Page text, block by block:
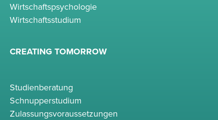
Wirtschaftspsychologie
Wirtschaftsstudium
CREATING TOMORROW
Studienberatung
Schnupperstudium
Zulassungsvoraussetzungen